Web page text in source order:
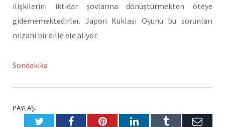
ilişkilerini iktidar şovlarına dönüştürmekten öteye
gidememektedirler. Japon Kuklası Oyunu bu sorunları
mizahi bir dille ele alıyor.
Sondakika
PAYLAŞ.
TwitterFacebookPinterestLinkedInTumblr E-